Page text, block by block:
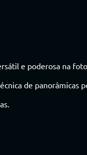
e poderosa na
de panorâmicas